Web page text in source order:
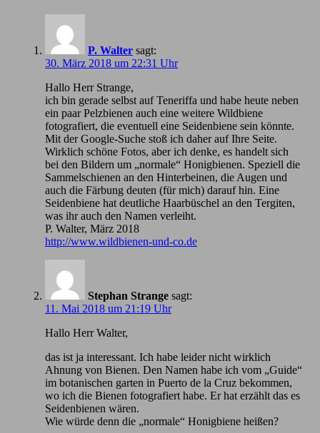
P. Walter sagt:
30. März 2018 um 22:31 Uhr
Hallo Herr Strange,
ich bin gerade selbst auf Teneriffa und habe heute neben
ein paar Pelzbienen auch eine weitere Wildbiene
fotografiert, die eventuell eine Seidenbiene sein könnte.
Mit der Google-Suche stoß ich daher auf Ihre Seite.
Wirklich schöne Fotos, aber ich denke, es handelt sich
bei den Bildern um „normale“ Honigbienen. Speziell die
Sammelschienen an den Hinterbeinen, die Augen und
auch die Färbung deuten (für mich) darauf hin. Eine
Seidenbiene hat deutliche Haarbüschel an den Tergiten,
was ihr auch den Namen verleiht.
P. Walter, März 2018
http://www.wildbienen-und-co.de
Stephan Strange sagt:
11. Mai 2018 um 21:19 Uhr
Hallo Herr Walter,
das ist ja interessant. Ich habe leider nicht wirklich
Ahnung von Bienen. Den Namen habe ich vom „Guide“
im botanischen garten in Puerto de la Cruz bekommen,
wo ich die Bienen fotografiert habe. Er hat erzählt das es
Seidenbienen wären.
Wie würde denn die „normale“ Honigbiene heißen?